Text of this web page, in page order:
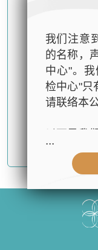
我们注意
的名称，
中心"。
检中心"只
请联络本
- 公司名
- 地址：
心42楼
...